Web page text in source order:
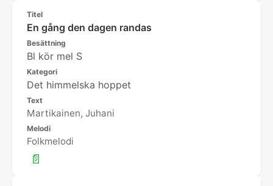
Titel
En gång den dagen randas
Besättning
Bl kör mel S
Kategori
Det himmelska hoppet
Text
Martikainen, Juhani
Melodi
Folkmelodi
📄